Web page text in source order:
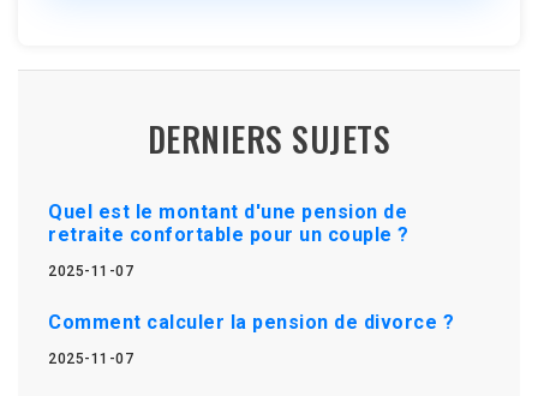
DERNIERS SUJETS
Quel est le montant d'une pension de
retraite confortable pour un couple ?
2025-11-07
Comment calculer la pension de divorce ?
2025-11-07